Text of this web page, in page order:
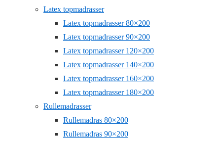
Latex topmadrasser
Latex topmadrasser 80×200
Latex topmadrasser 90×200
Latex topmadrasser 120×200
Latex topmadrasser 140×200
Latex topmadrasser 160×200
Latex topmadrasser 180×200
Rullemadrasser
Rullemadras 80×200
Rullemadras 90×200